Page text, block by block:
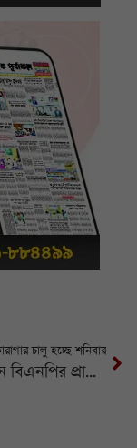
চালু হচ্ছে শনিবার
২৩৭ আসনে বিএনপির প্রার্থী ঘোষণা